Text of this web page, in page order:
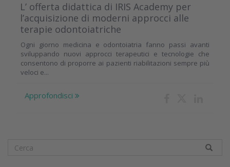
L’ offerta didattica di IRIS Academy per
l’acquisizione di moderni approcci alle
terapie odontoiatriche
Ogni giorno medicina e odontoiatria fanno passi avanti
sviluppando nuovi approcci terapeutici e tecnologie che
consentono di proporre ai pazienti riabilitazioni sempre più
veloci e...
Approfondisci